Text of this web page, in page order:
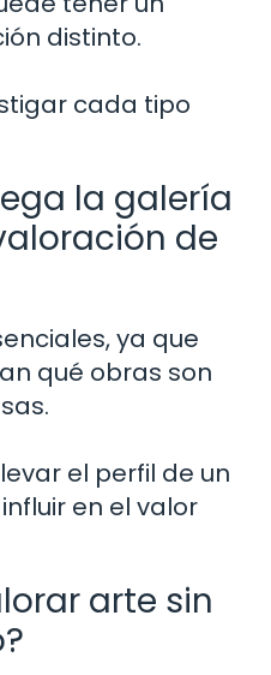
distinto.
cada tipo
la galería
de
ya que
qué obras son
el perfil de un
en el valor
arte sin